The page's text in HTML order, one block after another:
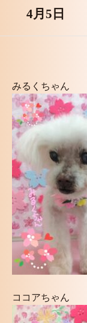
4月5日
みるくちゃん
ココアちゃん